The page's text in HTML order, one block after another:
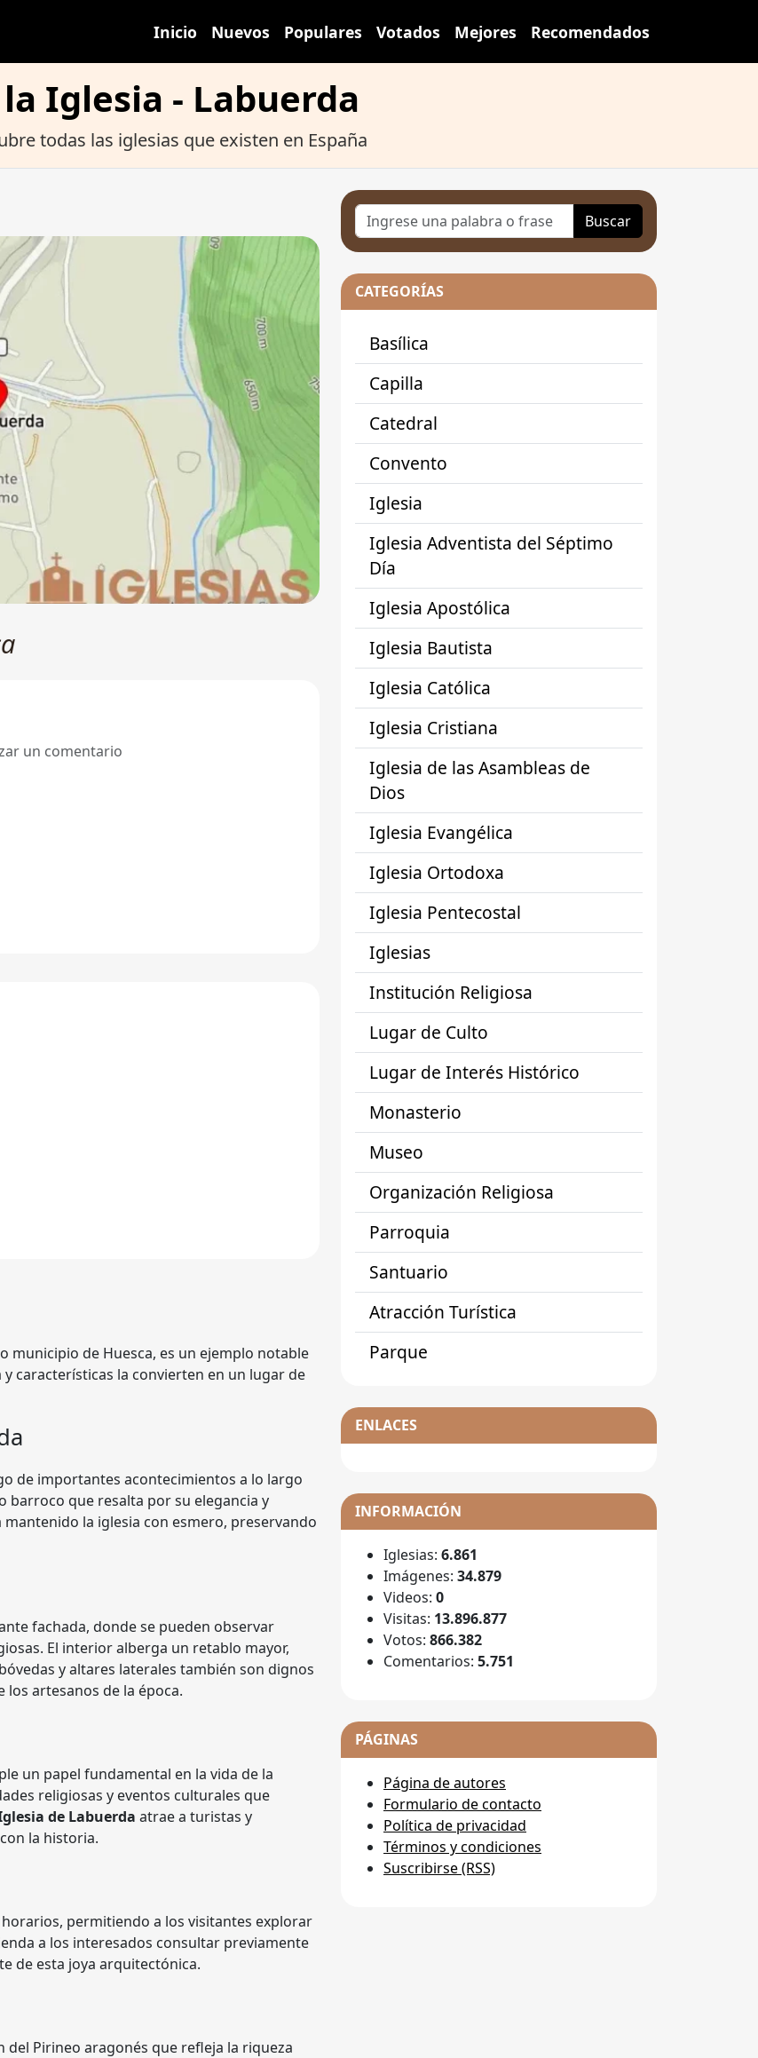
Inicio Nuevos Populares Votados Mejores Recomendados
la Iglesia - Labuerda
todas las iglesias que existen en España
un comentario
municipio de Huesca, es un ejemplo notable
características la convierten en un lugar de
de importantes acontecimientos a lo largo
barroco que resalta por su elegancia y
la iglesia con esmero, preservando
fachada, donde se pueden observar
El interior alberga un retablo mayor,
y altares laterales también son dignos
artesanos de la época.
un papel fundamental en la vida de la
religiosas y eventos culturales que
de Labuerda atrae a turistas y
la historia.
permitiendo a los visitantes explorar
a los interesados consultar previamente
de esta joya arquitectónica.
del Pirineo aragonés que refleja la riqueza
Buscar
CATEGORÍAS
Basílica
Capilla
Catedral
Convento
Iglesia
Iglesia Adventista del Séptimo
Día
Iglesia Apostólica
Iglesia Bautista
Iglesia Católica
Iglesia Cristiana
Iglesia de las Asambleas de
Dios
Iglesia Evangélica
Iglesia Ortodoxa
Iglesia Pentecostal
Iglesias
Institución Religiosa
Lugar de Culto
Lugar de Interés Histórico
Monasterio
Museo
Organización Religiosa
Parroquia
Santuario
Atracción Turística
Parque
ENLACES
INFORMACIÓN
Iglesias: 6.861
Imágenes: 34.879
Videos: 0
Visitas: 13.896.877
Votos: 866.382
Comentarios: 5.751
PÁGINAS
Página de autores
Formulario de contacto
Política de privacidad
Términos y condiciones
Suscribirse (RSS)